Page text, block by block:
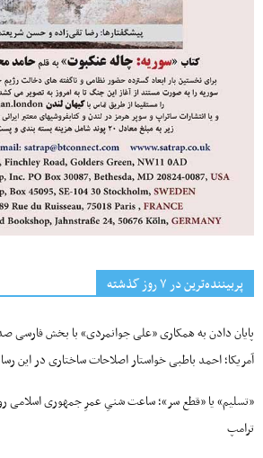
پربیننده‌ترین‌ در ۷ روز گذشته
پایان دادن به همکاری «علی جوانمردی» با بخش فارسی
آمریکا؛ احمد باطبی خواستار اصلاحات ساختاری در این
«تسلیم» یا «قطع سر»؛ ساعت شنیِ عمرِ جمهوری اسلامی
ترامپ